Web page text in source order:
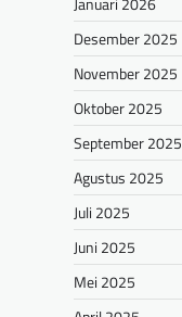
Desember 2025
November 2025
Oktober 2025
September 2025
Agustus 2025
Juli 2025
Juni 2025
Mei 2025